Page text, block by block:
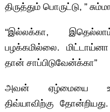
திருத்தும் பொருட்டு, ”
“இல்லக்கா,
பழக்கமில்லை.
தான் சாப்பிடுவேன்க்கா”
அவன் ஏழ்மையை
திவ்யாவிற்கு